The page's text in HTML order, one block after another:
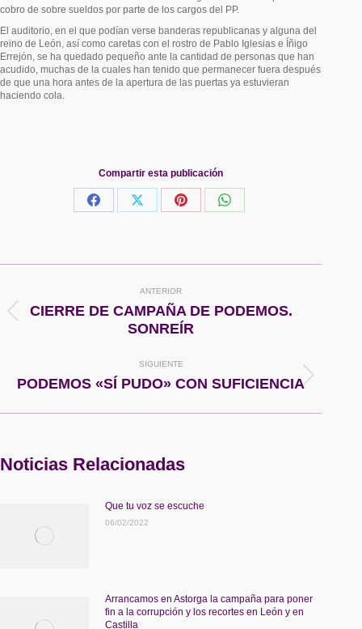
cobro de sobre sueldos por parte de los cargos del PP.
El auditorio, en el que podían verse banderas republicanas y alguna del
reino de León, así como caretas con el rostro de Pablo Iglesias e Íñigo
Errejón, se ha quedado pequeño ante la cantidad de personas que han
acudido, muchas de la cuales han tenido que permanecer fuera después
de que una hora antes de la apertura de las puertas ya estuvieran
haciendo cola.
Compartir esta publicación
Share
Share
Share
Share
entre
publicaciones
ANTERIOR
Publicación
anterior:
CIERRE DE CAMPAÑA DE PODEMOS.
SONREÍR
SIGUIENTE
Publicación
PODEMOS «SÍ PUDO» CON SUFICIENCIA
Noticias Relacionadas
Que tu voz se escuche
06/02/2022
Arrancamos en Astorga la campaña para poner
fin a la corrupción y los recortes en León y en
Castilla